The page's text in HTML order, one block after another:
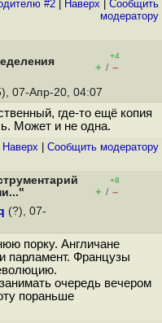
#2 Наверх
Cообщить
модератору
+4
+ / –
07-Апр-20, 04:07
где-то ещё копия
Может и не одна.
Наверх Cообщить модератору
+8
+ / –
(?), 07-
порку. Англичане
парламент. Французы
очередь вечером
пораньше